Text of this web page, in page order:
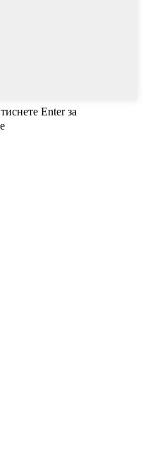
Enter за